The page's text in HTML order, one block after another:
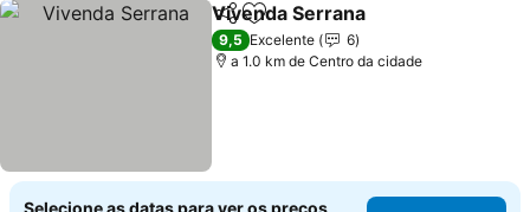
PartilharAdicionar aos favoritos
Vivenda Serrana
9,5 Excelente
6
a 1.0 km de Centro da cidade
Selecione as datas para ver os preços